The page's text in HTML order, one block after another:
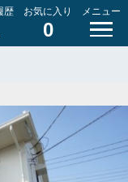
歴 お気に入り
0
メニュー